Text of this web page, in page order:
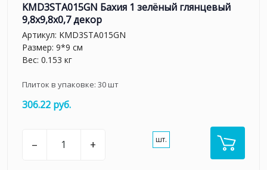
KMD3STA015GN Бахия 1 зелёный глянцевый
9,8x9,8x0,7 декор
Артикул: KMD3STA015GN
Размер: 9*9 см
Вес: 0.153 кг
Плиток в упаковке: 30шт
306.22 руб.
– + шт.